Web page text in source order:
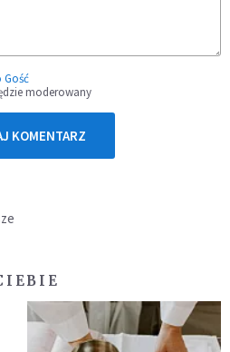
Gość
moderowany
KOMENTARZ